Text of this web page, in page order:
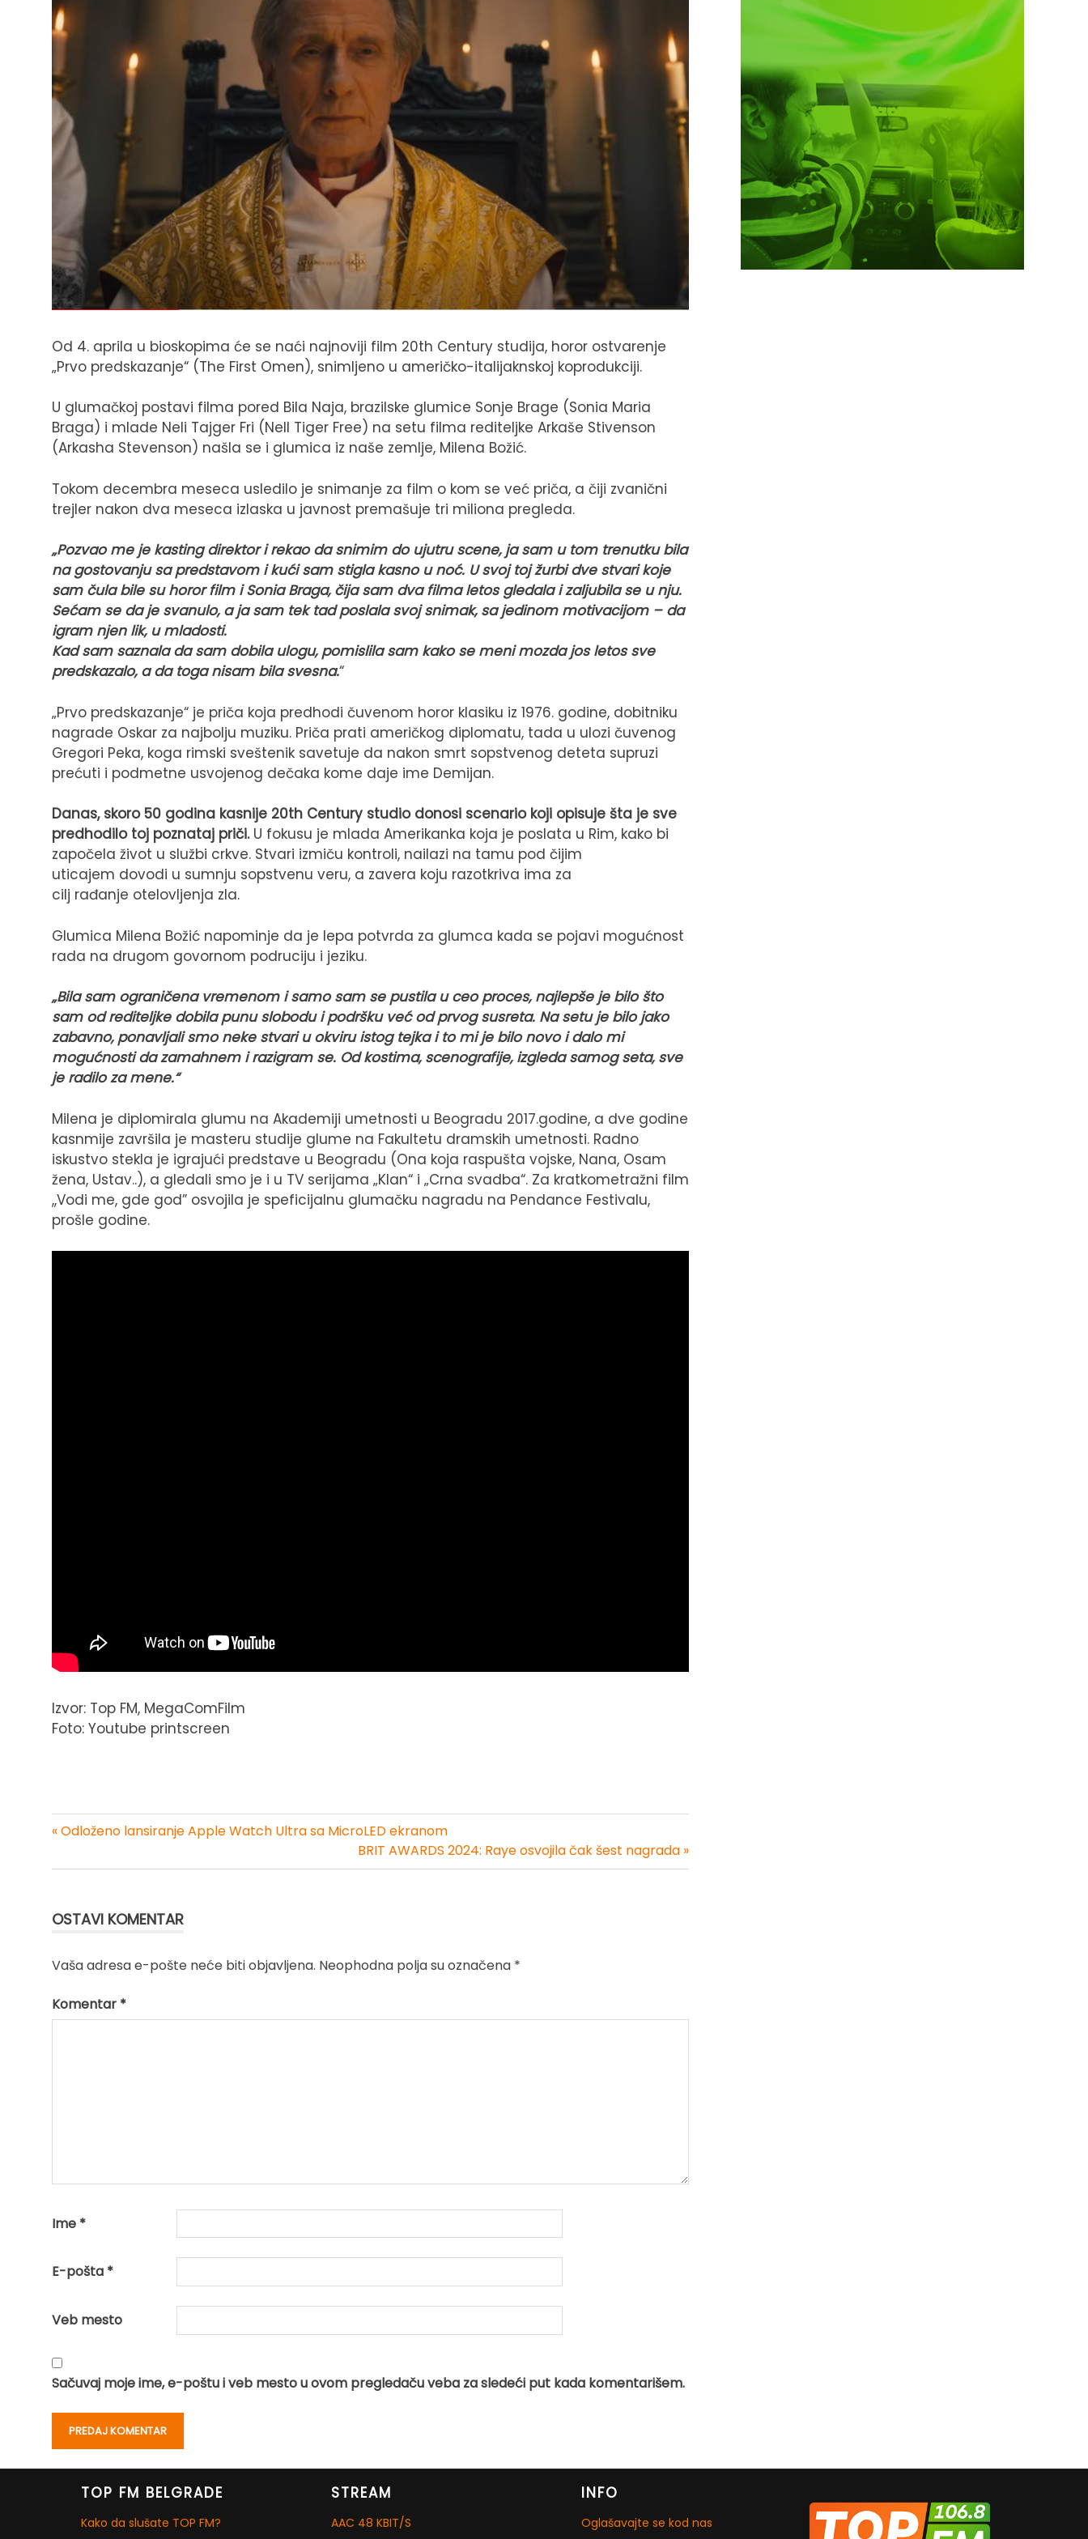
Od 4. aprila u bioskopima će se naći najnoviji film 20th Century studija, horor ostvarenje
„Prvo predskazanje“ (The First Omen), snimljeno u američko-italijaknskoj koprodukciji.
U glumačkoj postavi filma pored Bila Naja, brazilske glumice Sonje Brage (Sonia Maria
Braga) i mlade Neli Tajger Fri (Nell Tiger Free) na setu filma rediteljke Arkaše Stivenson
(Arkasha Stevenson) našla se i glumica iz naše zemlje, Milena Božić.
Tokom decembra meseca usledilo je snimanje za film o kom se već priča, a čiji zvanični
trejler nakon dva meseca izlaska u javnost premašuje tri miliona pregleda.
„Pozvao me je kasting direktor i rekao da snimim do ujutru scene, ja sam u tom trenutku bila
na gostovanju sa predstavom i kući sam stigla kasno u noć. U svoj toj žurbi dve stvari koje
sam čula bile su horor film i Sonia Braga, čija sam dva filma letos gledala i zaljubila se u nju.
Sećam se da je svanulo, a ja sam tek tad poslala svoj snimak, sa jedinom motivacijom – da
igram njen lik, u mladosti.
Kad sam saznala da sam dobila ulogu, pomislila sam kako se meni mozda jos letos sve
predskazalo, a da toga nisam bila svesna.“
„Prvo predskazanje“ je priča koja predhodi čuvenom horor klasiku iz 1976. godine, dobitniku
nagrade Oskar za najbolju muziku. Priča prati američkog diplomatu, tada u ulozi čuvenog
Gregori Peka, koga rimski sveštenik savetuje da nakon smrt sopstvenog deteta supruzi
prećuti i podmetne usvojenog dečaka kome daje ime Demijan.
Danas, skoro 50 godina kasnije 20th Century studio donosi scenario koji opisuje šta je sve
predhodilo toj poznataj priči. U fokusu je mlada Amerikanka koja je poslata u Rim, kako bi
započela život u službi crkve. Stvari izmiču kontroli, nailazi na tamu pod čijim
uticajem dovodi u sumnju sopstvenu veru, a zavera koju razotkriva ima za
cilj rađanje otelovljenja zla.
Glumica Milena Božić napominje da je lepa potvrda za glumca kada se pojavi mogućnost
rada na drugom govornom podruciju i jeziku.
„Bila sam ograničena vremenom i samo sam se pustila u ceo proces, najlepše je bilo što
sam od rediteljke dobila punu slobodu i podršku već od prvog susreta. Na setu je bilo jako
zabavno, ponavljali smo neke stvari u okviru istog tejka i to mi je bilo novo i dalo mi
mogućnosti da zamahnem i razigram se. Od kostima, scenografije, izgleda samog seta, sve
je radilo za mene.“
Milena je diplomirala glumu na Akademiji umetnosti u Beogradu 2017.godine, a dve godine
kasnmije završila je masteru studije glume na Fakultetu dramskih umetnosti. Radno
iskustvo stekla je igrajući predstave u Beogradu (Ona koja raspušta vojske, Nana, Osam
žena, Ustav..), a gledali smo je i u TV serijama „Klan“ i „Crna svadba“. Za kratkometražni film
,,Vodi me, gde god” osvojila je speficijalnu glumačku nagradu na Pendance Festivalu,
prošle godine.
Izvor: Top FM, MegaComFilm
Foto: Youtube printscreen
« Odloženo lansiranje Apple Watch Ultra sa MicroLED ekranom
BRIT AWARDS 2024: Raye osvojila čak šest nagrada »
OSTAVI KOMENTAR
Vaša adresa e-pošte neće biti objavljena. Neophodna polja su označena *
Komentar *
Ime *
E-pošta *
Veb mesto
Sačuvaj moje ime, e-poštu i veb mesto u ovom pregledaču veba za sledeći put kada komentarišem.
TOP FM BELGRADE
Kako da slušate TOP FM?
STREAM
AAC 48 KBIT/S
INFO
Oglašavajte se kod nas